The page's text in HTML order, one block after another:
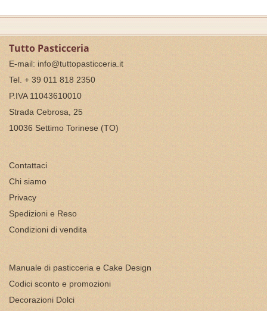
Tutto Pasticceria
E-mail: info@tuttopasticceria.it
Tel. + 39 011 818 2350
P.IVA 11043610010
Strada Cebrosa, 25
10036 Settimo Torinese (TO)
Contattaci
Chi siamo
Privacy
Spedizioni e Reso
Condizioni di vendita
Manuale di pasticceria e Cake Design
Codici sconto e promozioni
Decorazioni Dolci